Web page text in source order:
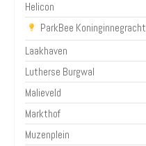
Helicon
ParkBee Koninginnegracht
Laakhaven
Lutherse Burgwal
Malieveld
Markthof
Muzenplein